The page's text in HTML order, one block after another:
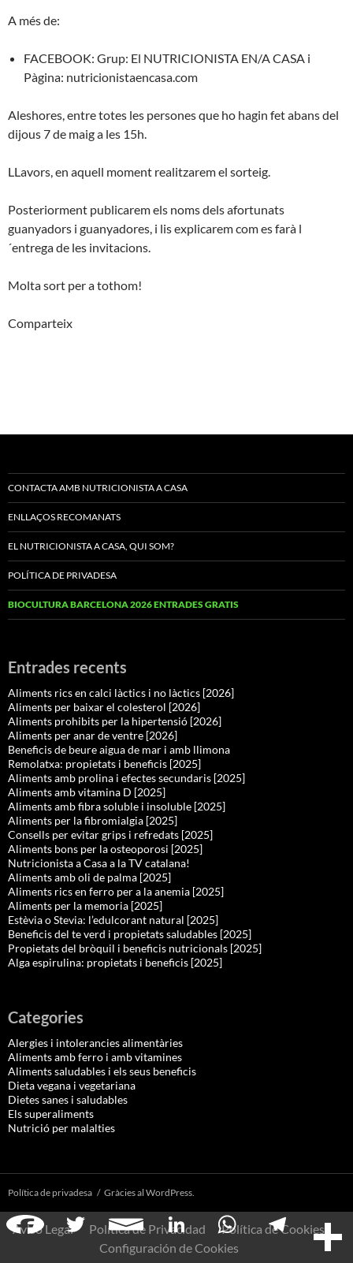
A més de:
FACEBOOK: Grup: El NUTRICIONISTA EN/A CASA i
Pàgina: nutricionistaencasa.com
Aleshores, entre totes les persones que ho hagin fet abans del
dijous 7 de maig a les 15h.
LLavors, en aquell moment realitzarem el sorteig.
Posteriorment publicarem els noms dels afortunats
guanyadors i guanyadores, i lis explicarem com es farà l
´entrega de les invitacions.
Molta sort per a tothom!
Comparteix
CONTACTA AMB NUTRICIONISTA A CASA
ENLLAÇOS RECOMANATS
EL NUTRICIONISTA A CASA, QUI SOM?
POLÍTICA DE PRIVADESA
BIOCULTURA BARCELONA 2026 ENTRADES GRATIS
Entrades recents
Aliments rics en calci làctics i no làctics [2026]
Aliments per baixar el colesterol [2026]
Aliments prohibits per la hipertensió [2026]
Aliments per anar de ventre [2026]
Beneficis de beure aigua de mar i amb llimona
Remolatxa: propietats i beneficis [2025]
Aliments amb prolina i efectes secundaris [2025]
Aliments amb vitamina D [2025]
Aliments amb fibra soluble i insoluble [2025]
Aliments per la fibromialgia [2025]
Consells per evitar grips i refredats [2025]
Aliments bons per la osteoporosi [2025]
Nutricionista a Casa a la TV catalana!
Aliments amb oli de palma [2025]
Aliments rics en ferro per a la anemia [2025]
Aliments per la memoria [2025]
Estèvia o Stevia: l’edulcorant natural [2025]
Beneficis del te verd i propietats saludables [2025]
Propietats del bròquil i beneficis nutricionals [2025]
Alga espirulina: propietats i beneficis [2025]
Categories
Alergies i intolerancies alimentàries
Aliments amb ferro i amb vitamines
Aliments saludables i els seus beneficis
Dieta vegana i vegetariana
Dietes sanes i saludables
Els superaliments
Nutrició per malalties
Política de privadesa Gràcies al WordPress.
Aviso Legal Política de Privacidad
Política de Cookies
Configuración de Cookies